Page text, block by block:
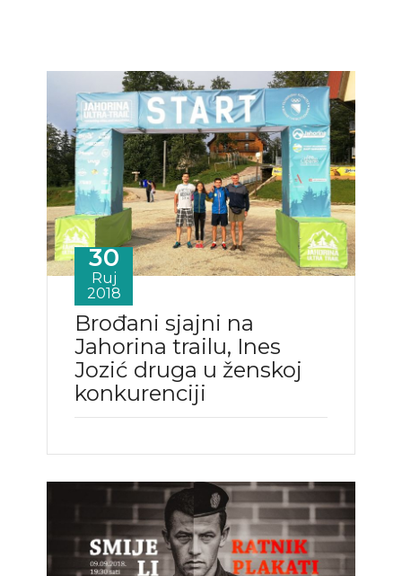
30
Ruj
2018
Brođani sjajni na
Jahorina trailu, Ines
Jozić druga u ženskoj
konkurenciji